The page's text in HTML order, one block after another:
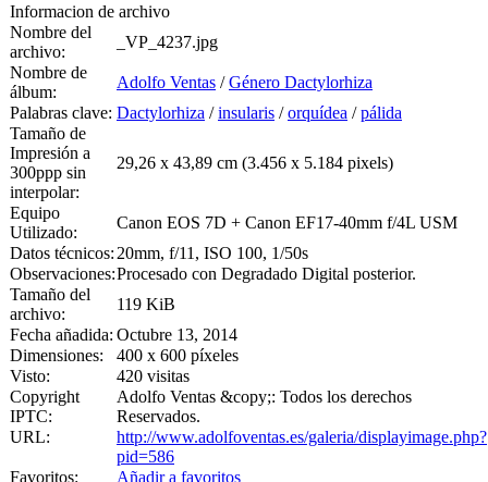
Informacion de archivo
Nombre del
archivo:
_VP_4237.jpg
Nombre de
álbum:
Adolfo Ventas /Género Dactylorhiza
Palabras clave: Dactylorhiza /insularis /orquídea /pálida
Tamaño de
Impresión a
300ppp sin
interpolar:
29,26 x 43,89 cm (3.456 x 5.184 pixels)
Equipo
Utilizado:
Canon EOS 7D + Canon EF17-40mm f/4L USM
Datos técnicos: 20mm, f/11, ISO 100, 1/50s
Observaciones:Procesado con Degradado Digital posterior.
Tamaño del
archivo:
119 KiB
Fecha añadida: Octubre 13, 2014
Dimensiones:
400 x 600 píxeles
Visto:
420 visitas
Copyright
IPTC:
Adolfo Ventas &copy;: Todos los derechos
Reservados.
URL:
http://www.adolfoventas.es/galeria/displayimage.php?
pid=586
Favoritos:
Añadir a favoritos